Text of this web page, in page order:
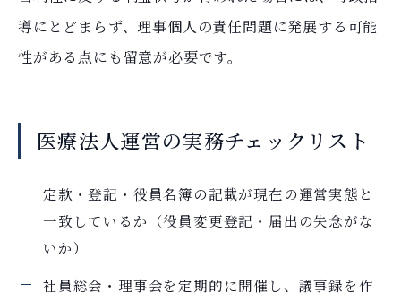
導にとどまらず、理事個人の責任問題に発展する可能
性がある点にも留意が必要です。
医療法人運営の実務チェックリスト
定款・登記・役員名簿の記載が現在の運営実態と
一致しているか（役員変更登記・届出の失念がな
いか）
社員総会・理事会を定期的に開催し、議事録を作